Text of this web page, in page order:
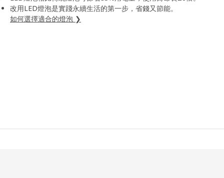
改用LED燈泡是實踐永續生活的第一步，省錢又節能。
如何選擇適合的燈泡 ❯